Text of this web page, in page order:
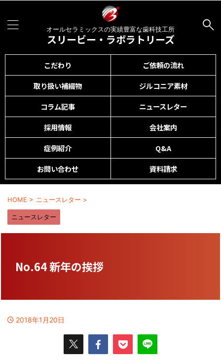
オールセラミックスの実績豊富な歯科技工所
スリービー・ラボラトリーズ
こだわり
ご依頼の流れ
取り扱い補綴物
ジルコニア素材
コラム記事
ニュースレター
採用情報
会社案内
症例紹介
Q&A
お問い合わせ
資料請求
HOME > ニュースレター >
ニュースレター
No.64 新年の挨拶
2018年1月20日